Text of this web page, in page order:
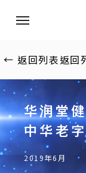
content
Menu
← 返回列表返回
华润堂
中华老
2019年6月